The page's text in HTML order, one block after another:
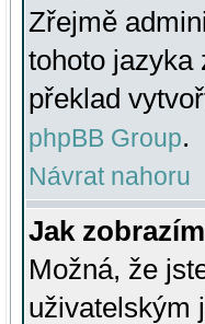
Zřejmě
tohoto jazyka
překlad
phpBB Group.
Návrat nahoru
Jak
Možná, že
uživatelským